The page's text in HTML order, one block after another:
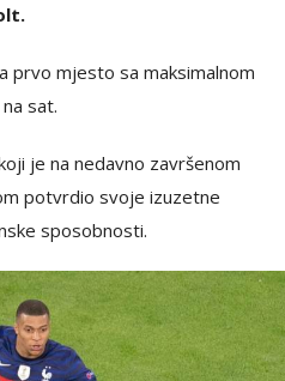
prvo mjesto sa maksimalnom
sat.
je na nedavno završenom
potvrdio svoje izuzetne
sposobnosti.